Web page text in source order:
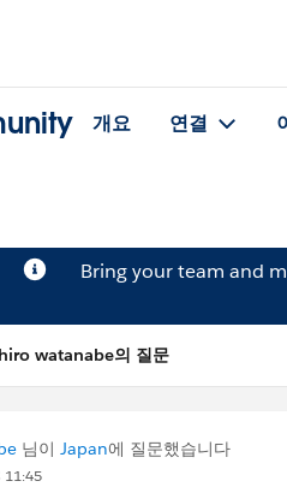
개요 연결
Bring your team and
watanabe의 질문
님이 Japan에 질문했습니다
11:45